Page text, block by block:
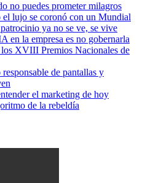
no puedes prometer milagros
lujo se coronó con un Mundial
ya no se ve, se vive
en la empresa es no gobernarla
XVIII Premios Nacionales de
de pantallas y
el marketing de hoy
de la rebeldía